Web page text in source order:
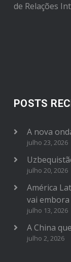
de Relações
POSTS
A nova
julho 23, 2026
julho 20, 2026
América
vai embora
julho 13, 2026
A China
julho 2, 2026